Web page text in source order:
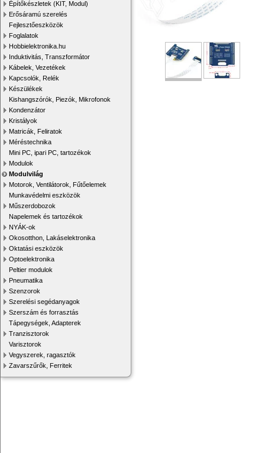
Építőkészletek (KIT, Modul)
Erősáramú szerelés
Fejlesztőeszközök
Foglalatok
Hobbielektronika.hu
Induktivitás, Transzformátor
Kábelek, Vezetékek
Kapcsolók, Relék
Készülékek
Kishangszórók, Piezók, Mikrofonok
Kondenzátor
Kristályok
Matricák, Feliratok
Méréstechnika
Mini PC, ipari PC, tartozékok
Modulok
Modulvilág
Motorok, Ventilátorok, Fűtőelemek
Munkavédelmi eszközök
Műszerdobozok
Napelemek és tartozékok
NYÁK-ok
Okosotthon, Lakáselektronika
Oktatási eszközök
Optoelektronika
Peltier modulok
Pneumatika
Szenzorok
Szerelési segédanyagok
Szerszám és forrasztás
Tápegységek, Adapterek
Tranzisztorok
Varisztorok
Vegyszerek, ragasztók
Zavarszűrők, Ferritek